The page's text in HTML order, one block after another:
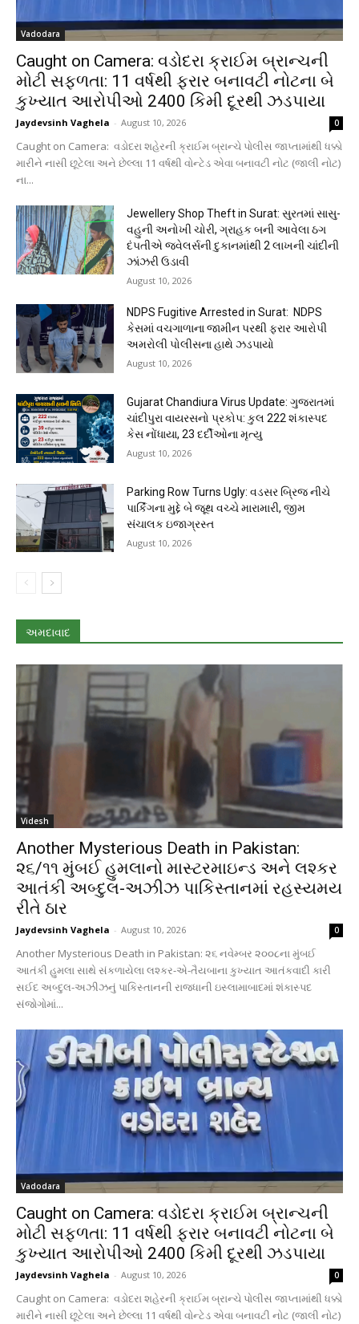
Vadodara
Caught on Camera: વડોદરા ક્રાઈમ બ્રાન્ચની
મોટી સફળતા: 11 વર્ષથી ફરાર બનાવટી નોટના બે
કુખ્યાત આરોપીઓ 2400 કિમી દૂરથી ઝડપાયા
Jaydevsinh Vaghela - August 10, 2026 0
Caught on Camera: વડોદરા શહેરની ક્રાઈમ બ્રાન્ચે પોલીસ જાપ્તામાંથી ધક્કો
મારીને નાસી છૂટેલા અને છેલ્લા 11 વર્ષથી વોન્ટેડ એવા બનાવટી નોટ (જાલી નોટ)
ના...
Jewellery Shop Theft in Surat: સુરતમાં સાસુ-
વહુની અનોખી ચોરી, ગ્રાહક બની આવેલા ઠગ
દંપતીએ જ્વેલર્સની દુકાનમાંથી 2 લાખની ચાંદીની
ઝાંઝરી ઉડાવી
August 10, 2026
NDPS Fugitive Arrested in Surat: NDPS
કેસમાં વચગાળાના જામીન પરથી ફરાર આરોપી
અમરોલી પોલીસના હાથે ઝડપાયો
August 10, 2026
Gujarat Chandiura Virus Update: ગુજરાતમાં
ચાંદીપુરા વાયરસનો પ્રકોપ: કુલ 222 શંકાસ્પદ
કેસ નોંધાયા, 23 દર્દીઓના મૃત્યુ
August 10, 2026
Parking Row Turns Ugly: વડસર બ્રિજ નીચે
પાર્કિંગના મુદ્દે બે જૂથ વચ્ચે મારામારી, જીમ
સંચાલક ઇજાગ્રસ્ત
August 10, 2026
અમદાવાદ
Videsh
Another Mysterious Death in Pakistan:
૨૬/૧૧ મુંબઈ હુમલાનો માસ્ટરમાઇન્ડ અને લશ્કર
આતંકી અબ્દુલ-અઝીઝ પાકિસ્તાનમાં રહસ્યમય
રીતે ઠાર
Jaydevsinh Vaghela - August 10, 2026 0
Another Mysterious Death in Pakistan: ૨૬ નવેમ્બર ૨૦૦૮ના મુંબઈ
આતંકી હુમલા સાથે સંકળાયેલા લશ્કર-એ-તૈયબાના કુખ્યાત આતંકવાદી કારી
સઈદ અબ્દુલ-અઝીઝનું પાકિસ્તાનની રાજધાની ઇસ્લામાબાદમાં શંકાસ્પદ
સંજોગોમાં...
Vadodara
Caught on Camera: વડોદરા ક્રાઈમ બ્રાન્ચની
મોટી સફળતા: 11 વર્ષથી ફરાર બનાવટી નોટના બે
કુખ્યાત આરોપીઓ 2400 કિમી દૂરથી ઝડપાયા
Jaydevsinh Vaghela - August 10, 2026 0
Caught on Camera: વડોદરા શહેરની ક્રાઈમ બ્રાન્ચે પોલીસ જાપ્તામાંથી ધક્કો
મારીને નાસી છૂટેલા અને છેલ્લા 11 વર્ષથી વોન્ટેડ એવા બનાવટી નોટ (જાલી નોટ)